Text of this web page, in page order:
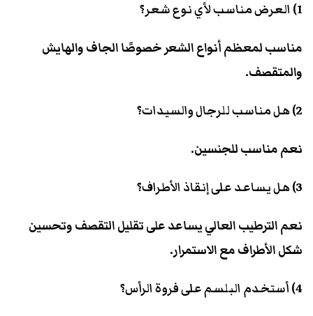
1) العرض مناسب لأي نوع شعر؟
مناسب لمعظم أنواع الشعر خصوصًا الجاف والهايش
والمتقصف.
2) هل مناسب للرجال والسيدات؟
نعم مناسب للجنسين.
3) هل يساعد على إنقاذ الأطراف؟
نعم الترطيب العالي يساعد على تقليل التقصف وتحسين
شكل الأطراف مع الاستمرار.
4) أستخدم البلسم على فروة الرأس؟